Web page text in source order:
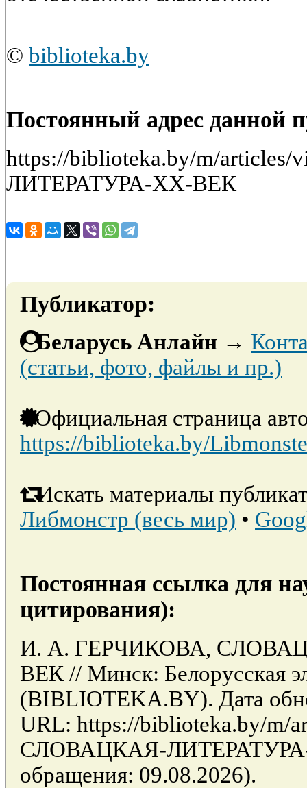
© biblioteka.by
Постоянный адрес данной
https://biblioteka.by/m/
ЛИТЕРАТУРА-XX-ВЕК
Публикатор:
Беларусь Анлайн →
(статьи, фото, файлы и пр.)
Официальная страница
https://biblioteka.by/
Искать материалы
Либмонстр (весь мир) •
Постоянная ссылка для
цитирования):
И. А. ГЕРЧИКОВА,
ВЕК // Минск: Белорусская
(BIBLIOTEKA.BY). Дата
URL: https://biblioteka.by/m/
СЛОВАЦКАЯ-ЛИТЕРАТУРА-
обращения: 09.08.2026).